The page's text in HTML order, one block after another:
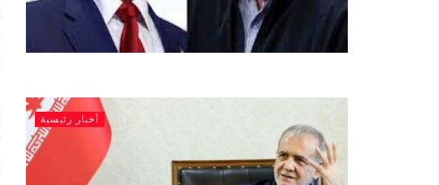
أخبار رئيسية